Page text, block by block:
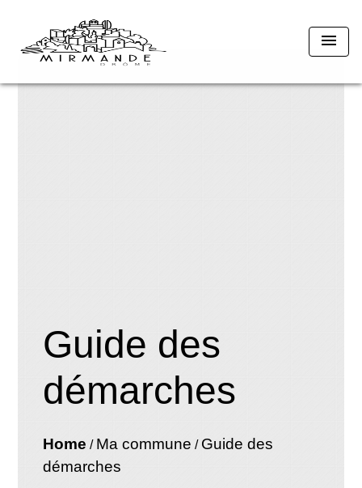
menu
Guide des
démarches
Home / Ma commune / Guide des
démarches